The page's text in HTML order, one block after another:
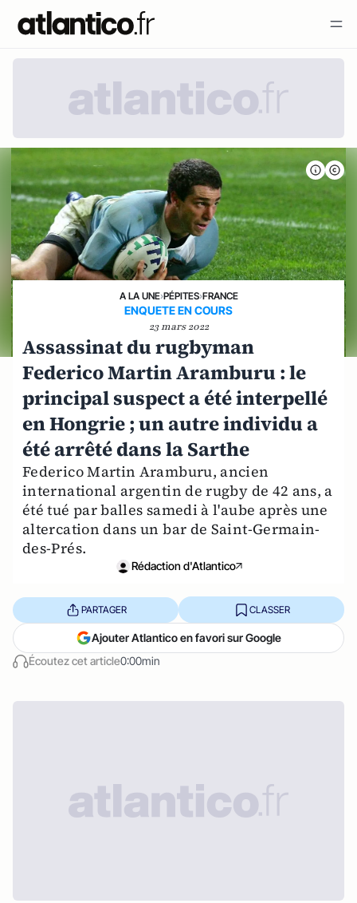
A LA UNE›PÉPITES›FRANCE
ENQUETE EN COURS
23 mars 2022
Assassinat du rugbyman
Federico Martin Aramburu : le
principal suspect a été interpellé
en Hongrie ; un autre individu a
été arrêté dans la Sarthe
Federico Martin Aramburu, ancien
international argentin de rugby de 42 ans, a
été tué par balles samedi à l'aube après une
altercation dans un bar de Saint-Germain-
des-Prés.
Rédaction d'Atlantico
Écoutez cet article0:00min
PARTAGER CLASSER
Ajouter Atlantico en favori sur Google